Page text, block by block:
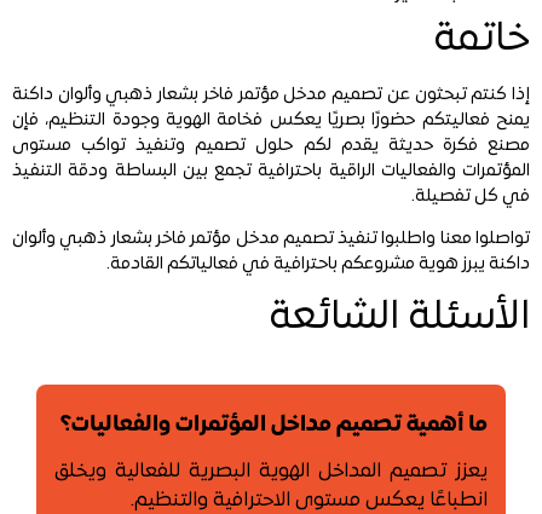
خاتمة
إذا كنتم تبحثون عن تصميم مدخل مؤتمر فاخر بشعار ذهبي وألوان داكنة
يمنح فعاليتكم حضورًا بصريًا يعكس فخامة الهوية وجودة التنظيم، فإن
مصنع فكرة حديثة يقدم لكم حلول تصميم وتنفيذ تواكب مستوى
المؤتمرات والفعاليات الراقية باحترافية تجمع بين البساطة ودقة التنفيذ
في كل تفصيلة.
تواصلوا معنا واطلبوا تنفيذ تصميم مدخل مؤتمر فاخر بشعار ذهبي وألوان
داكنة يبرز هوية مشروعكم باحترافية في فعالياتكم القادمة.
الأسئلة الشائعة
ما أهمية تصميم مداخل المؤتمرات والفعاليات؟
يعزز تصميم المداخل الهوية البصرية للفعالية ويخلق
انطباعًا يعكس مستوى الاحترافية والتنظيم.